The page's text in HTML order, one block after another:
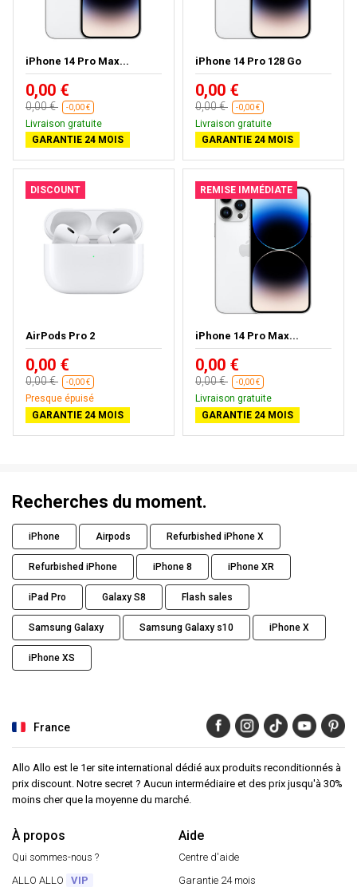
iPhone 14 Pro Max...
0,00 €
0,00 € -0,00 €
Livraison gratuite
GARANTIE 24 MOIS
iPhone 14 Pro 128 Go
0,00 €
0,00 € -0,00 €
Livraison gratuite
GARANTIE 24 MOIS
DISCOUNT
AirPods Pro 2
0,00 €
0,00 € -0,00 €
Presque épuisé
GARANTIE 24 MOIS
REMISE IMMÉDIATE
iPhone 14 Pro Max...
0,00 €
0,00 € -0,00 €
Livraison gratuite
GARANTIE 24 MOIS
Recherches du moment.
iPhone Airpods Refurbished iPhone X
Refurbished iPhone iPhone 8 iPhone XR
iPad Pro Galaxy S8 Flash sales
Samsung Galaxy Samsung Galaxy s10 iPhone X
iPhone XS
France
Allo Allo est le 1er site international dédié aux produits reconditionnés à
prix discount. Notre secret ? Aucun intermédiaire et des prix jusqu'à 30%
moins cher que la moyenne du marché.
À propos
Qui sommes-nous ?
ALLO ALLO
VIP
Aide
Centre d'aide
Garantie 24 mois